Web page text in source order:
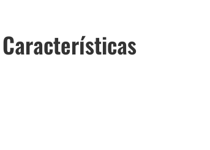
Características